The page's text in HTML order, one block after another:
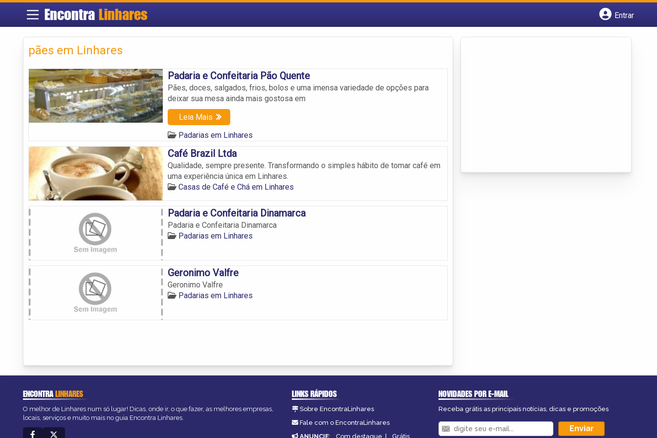
Encontra Linhares
Entrar
pães em Linhares
Padaria e Confeitaria Pão Quente
Pães, doces, salgados, frios, bolos e uma imensa variedade de opções para
deixar sua mesa ainda mais gostosa em
Leia Mais
Padarias em Linhares
Café Brazil Ltda
Qualidade, sempre presente. Transformando o simples hábito de tomar café em
uma experiência única em Linhares.
Casas de Café e Chá em Linhares
Padaria e Confeitaria Dinamarca
Padaria e Confeitaria Dinamarca
Padarias em Linhares
Geronimo Valfre
Geronimo Valfre
Padarias em Linhares
ENCONTRALINHARES
O melhor de Linhares num só lugar! Dicas, onde ir, o que fazer, as melhores empresas,
locais, serviços e muito mais no guia Encontra Linhares.
LINKS RÁPIDOS
Sobre EncontraLinhares
Fale com o EncontraLinhares
ANUNCIE: Com destaque | Grátis
NOVIDADES POR E-MAIL
Receba grátis as principais notícias, dicas e promoções